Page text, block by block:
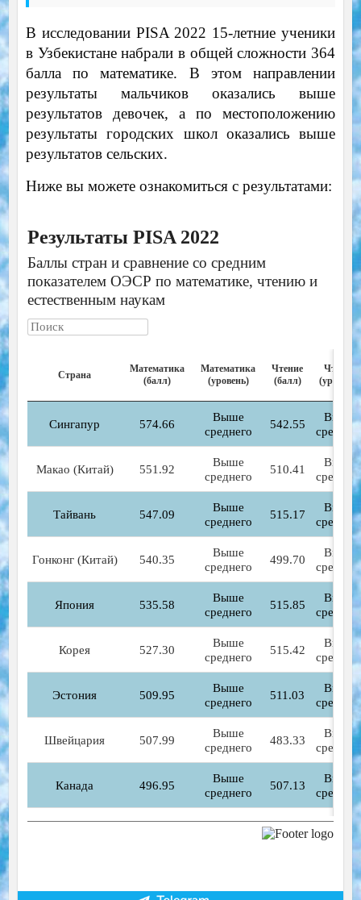
В исследовании PISA 2022 15-летние ученики
в Узбекистане набрали в общей сложности 364
балла по математике. В этом направлении
результаты мальчиков оказались выше
результатов девочек, а по местоположению
результаты городских школ оказались выше
результатов сельских.
Ниже вы можете ознакомиться с результатами: